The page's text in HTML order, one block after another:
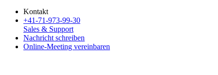
Kontakt
+41-71-973-99-30
Sales & Support
Nachricht schreiben
Online-Meeting vereinbaren